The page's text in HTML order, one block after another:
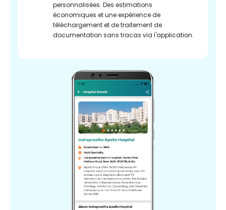
personnalisées. Des estimations
économiques et une expérience de
téléchargement et de traitement de
documentation sans tracas via l'application.